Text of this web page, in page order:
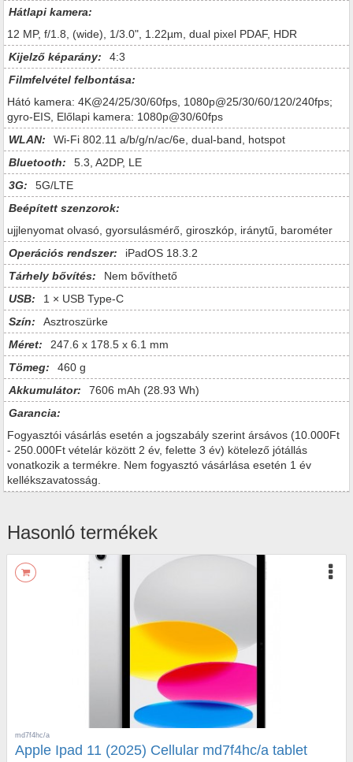
Hátlapi kamera:
12 MP, f/1.8, (wide), 1/3.0", 1.22µm, dual pixel PDAF, HDR
Kijelző képarány:
4:3
Filmfelvétel felbontása:
Hátó kamera: 4K@24/25/30/60fps, 1080p@25/30/60/120/240fps;
gyro-EIS, Előlapi kamera: 1080p@30/60fps
WLAN:
Wi-Fi 802.11 a/b/g/n/ac/6e, dual-band, hotspot
Bluetooth:
5.3, A2DP, LE
3G:
5G/LTE
Beépített szenzorok:
ujjlenyomat olvasó, gyorsulásmérő, giroszkóp, iránytű, barométer
Operációs rendszer:
iPadOS 18.3.2
Tárhely bővítés:
Nem bővíthető
USB:
1 × USB Type-C
Szín:
Asztroszürke
Méret:
247.6 x 178.5 x 6.1 mm
Tömeg:
460 g
Akkumulátor:
7606 mAh (28.93 Wh)
Garancia:
Fogyasztói vásárlás esetén a jogszabály szerint ársávos (10.000Ft
- 250.000Ft vételár között 2 év, felette 3 év) kötelező jótállás
vonatkozik a termékre. Nem fogyasztó vásárlása esetén 1 év
kellékszavatosság.
Hasonló termékek
md7f4hc/a
Apple Ipad 11 (2025) Cellular md7f4hc/a tablet